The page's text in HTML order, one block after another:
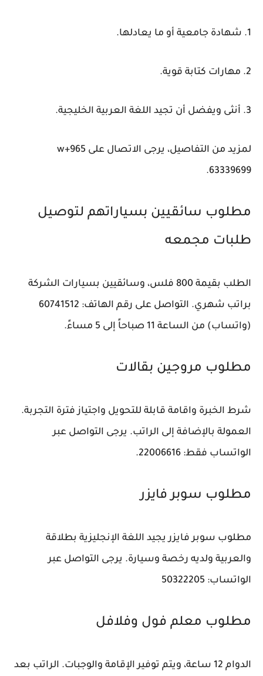
1. شهادة جامعية أو ما يعادلها.
2. مهارات كتابة قوية.
3. أنثى ويفضل أن تجيد اللغة العربية الخليجية.
لمزيد من التفاصيل، يرجى الاتصال على w+965
63339699.
مطلوب سائقيين بسياراتهم لتوصيل
طلبات مجمعه
الطلب بقيمة 800 فلس، وسائقيين بسيارات الشركة
براتب شهري. التواصل على رقم الهاتف: 60741512
(واتساب) من الساعة 11 صباحاً إلى 5 مساءً.
مطلوب مروجين بقالات
شرط الخبرة واقامة قابلة للتحويل واجتياز فترة التجربة.
العمولة بالإضافة إلى الراتب. يرجى التواصل عبر
الواتساب فقط: 22006616.
مطلوب سوبر فايزر
مطلوب سوبر فايزر يجيد اللغة الإنجليزية بطلاقة
والعربية ولديه رخصة وسيارة. يرجى التواصل عبر
الواتساب: 50322205
مطلوب معلم فول وفلافل
الدوام 12 ساعة، ويتم توفير الإقامة والوجبات. الراتب بعد